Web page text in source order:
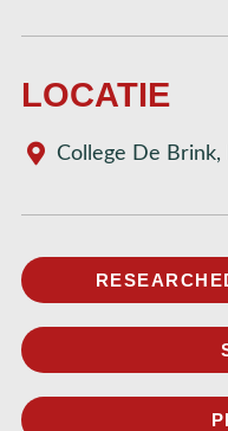
LOCATIE
College De Brink,